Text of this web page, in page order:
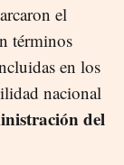
el
términos
en los
nacional
del